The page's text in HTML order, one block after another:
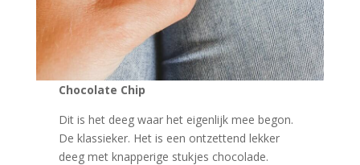
Chocolate Chip
Dit is het deeg waar het eigenlijk mee begon.
De klassieker. Het is een ontzettend lekker
deeg met knapperige stukjes chocolade.